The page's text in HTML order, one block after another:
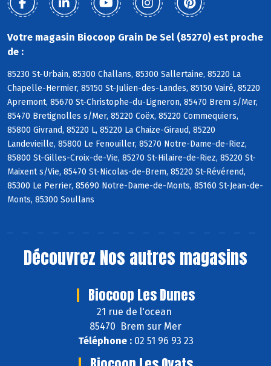
Votre magasin Biocoop Grain De Sel (85270) est proche
de :
85230 St-Urbain, 85300 Challans, 85300 Sallertaine, 85220 La
Chapelle-Hermier, 85150 St-Julien-des-Landes, 85150 Vairé, 85220
Apremont, 85670 St-Christophe-du-Ligneron, 85470 Brem s/Mer,
85470 Bretignolles s/Mer, 85220 Coëx, 85220 Commequiers,
85800 Givrand, 85220 L, 85220 La Chaize-Giraud, 85220
Landevieille, 85800 Le Fenouiller, 85270 Notre-Dame-de-Riez,
85800 St-Gilles-Croix-de-Vie, 85270 St-Hilaire-de-Riez, 85220 St-
Maixent s/Vie, 85470 St-Nicolas-de-Brem, 85220 St-Révérend,
85300 Le Perrier, 85690 Notre-Dame-de-Monts, 85160 St-Jean-de-
Monts, 85300 Soullans
Découvrez Nos autres magasins
Biocoop Les Dunes
21 rue de l'ocean
85470 Brem sur Mer
Téléphone :02 51 96 93 23